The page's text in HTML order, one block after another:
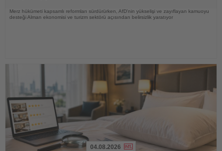
Merz hükümeti kapsamlı reformları sürdürürken, AfD'nin yükselişi ve zayıflayan kamuoyu
desteği Alman ekonomisi ve turizm sektörü açısından belirsizlik yaratıyor
04.08.2026